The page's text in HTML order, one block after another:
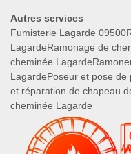
Autres services
Fumisterie Lagarde 09500
LagardeRamonage de
cheminée Lagarde
LagardePoseur et pose de
et réparation de chapeau
cheminée Lagarde